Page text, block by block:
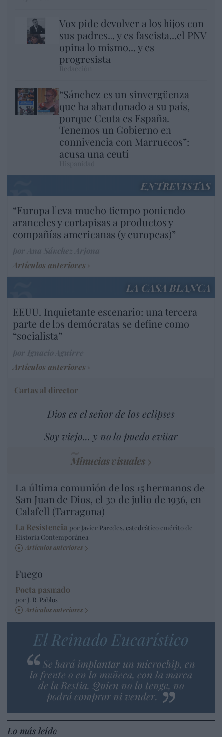
Vox pide devolver a los hijos con
sus padres... y es fascista...el PNV
opina lo mismo... y es
progresista
“Sánchez es un sinvergüenza
que ha abandonado a su país,
porque Ceuta es España.
Tenemos un Gobierno en
connivencia con Marruecos”:
acusa una ceutí
ENTREVISTAS
“Europa lleva mucho tiempo poniendo
aranceles y cortapisas a productos y
compañías americanas (y europeas)”
Artículos anteriores
LA CASA BLANCA
EEUU. Inquietante escenario: una tercera
parte de los demócratas se define como
“socialista”
Artículos anteriores
Cartas al director
Dios es el señor de los eclipses
Soy viejo... y no lo puedo evitar
Minucias visuales
La última comunión de los 15 hermanos de
San Juan de Dios, el 30 de julio de 1936, en
Calafell (Tarragona)
La Resistencia por Javier Paredes, catedrático emérito de
Historia Contemporánea
Artículos anteriores
Fuego
Poeta pasmado
por J. R. Pablos
Artículos anteriores
El Reinado Eucarístico
Se hará implantar un microchip, en
la frente o en la muñeca, con la marca
de la Bestia. Quien no lo tenga, no
podrá comprar ni vender.
Lo más leído